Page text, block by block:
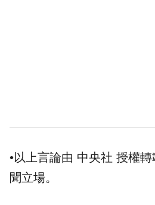
•以上言論由 中央社 授權
聞立場。